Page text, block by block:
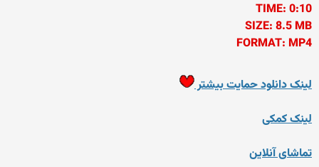
TIME: 0:10
SIZE: 8.5 MB
FORMAT: MP4
لینک دانلود حمایت بیشتر
لینک کمکی
تماشای آنلاین